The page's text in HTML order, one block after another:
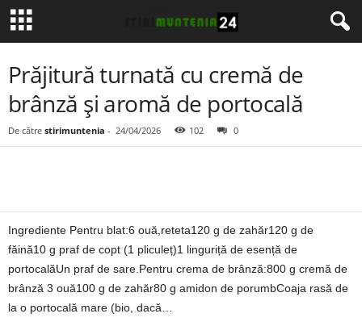
Prăjitură turnată cu cremă de
brânză și aromă de portocală
De către stirimuntenia - 24/04/2026 102 0
Ingrediente Pentru blat:6 ouă,reteta120 g de zahăr120 g de
făină10 g praf de copt (1 pliculeț)1 linguriță de esență de
portocalăUn praf de sare.Pentru crema de brânză:800 g cremă de
brânză 3 ouă100 g de zahăr80 g amidon de porumbCoaja rasă de
la o portocală mare (bio, dacă…